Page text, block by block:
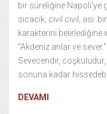
bir süreliğine Napoli’ye
sıcacık, cıvıl cıvıl, asi
karakterini belirlediğine
“Akdeniz anlar ve
Sevecendir,
sonuna kadar
DEVAMI